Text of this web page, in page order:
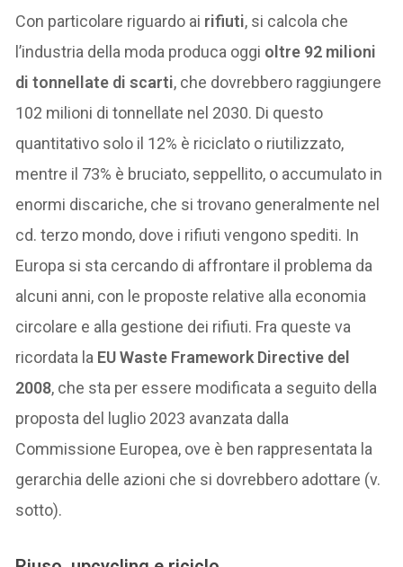
Con particolare riguardo ai rifiuti, si calcola che
l’industria della moda produca oggi oltre 92 milioni
di tonnellate di scarti, che dovrebbero raggiungere
102 milioni di tonnellate nel 2030. Di questo
quantitativo solo il 12% è riciclato o riutilizzato,
mentre il 73% è bruciato, seppellito, o accumulato in
enormi discariche, che si trovano generalmente nel
cd. terzo mondo, dove i rifiuti vengono spediti. In
Europa si sta cercando di affrontare il problema da
alcuni anni, con le proposte relative alla economia
circolare e alla gestione dei rifiuti. Fra queste va
ricordata la EU Waste Framework Directive del
2008, che sta per essere modificata a seguito della
proposta del luglio 2023 avanzata dalla
Commissione Europea, ove è ben rappresentata la
gerarchia delle azioni che si dovrebbero adottare (v.
sotto).